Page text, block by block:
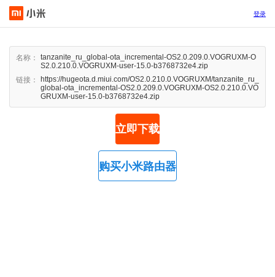
登录
名称：
tanzanite_ru_global-ota_incremental-OS2.0.209.0.VOGRUXM-O
S2.0.210.0.VOGRUXM-user-15.0-b3768732e4.zip
链接：
https://hugeota.d.miui.com/OS2.0.210.0.VOGRUXM/tanzanite_ru_
global-ota_incremental-OS2.0.209.0.VOGRUXM-OS2.0.210.0.VO
GRUXM-user-15.0-b3768732e4.zip
立即下载
购买小米路由器